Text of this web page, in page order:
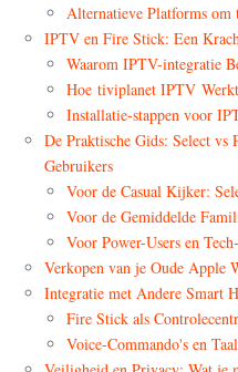
Alternatieve Platforms om
IPTV en Fire Stick: Een
Waarom IPTV-integratie
Hoe tiviplanet IPTV
Installatie-stappen voor
De Praktische Gids: Select
Gebruikers
Voor de Casual Kijker:
Voor de Gemiddelde
Voor Power-Users en
Verkopen van je Oude Apple
Integratie met Andere Smart
Fire Stick als
Voice-Commando's en